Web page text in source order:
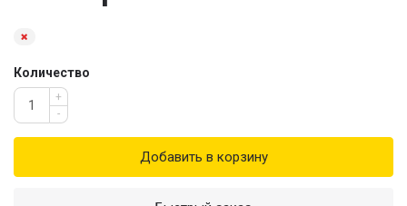
Количество
+
-
Добавить в корзину